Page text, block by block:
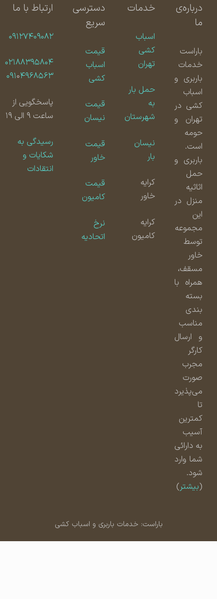
درباره‌ی
باراست
خدمات
باربری و
اسباب
کشی در
تهران و
حومه
است.
باربری و
حمل
اثاثیه
منزل در
مجموعه
توسط
مسقف،
همراه با
بسته
بندی
مناسب
و ارسال
مجرب
صورت
می‌پذیرد
کمترین
آسیب
به دارائی
شما وارد
شود.
بیشتر)
خدمات
اسباب
کشی
تهران
حمل بار
شهرستان
نیسان
کامیون
دسترسی
سریع
قیمت
اسباب
کشی
قیمت
نیسان
قیمت
قیمت
کامیون
اتحادیه
ارتباط با ما
۰۹۱۲۷۴۰۹۰۸۲
۰۲۱۸۸۳۹۵۸۰۴
۰۹۱۰۴۹۶۸۵۶۳
پاسخگویی از
ساعت ۹ الی ۱۹
رسیدگی به
شکایات و
انتقادات
باراست: خدمات باربری و اسباب کشی